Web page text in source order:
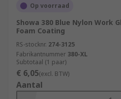
Op voorraad
Showa 380 Blue Nylon Work
Foam Coating
RS-stocknr. 274-3125
Fabrikantnummer 380-XL
Subtotaal (1 paar)
€ 6,05(excl. BTW)
Aantal